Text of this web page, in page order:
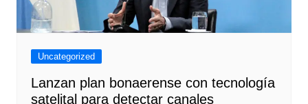
Uncategorized
Lanzan plan bonaerense con tecnología
satelital para detectar canales